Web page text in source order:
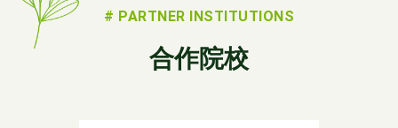
# PARTNER INSTITUTIONS
合作院校